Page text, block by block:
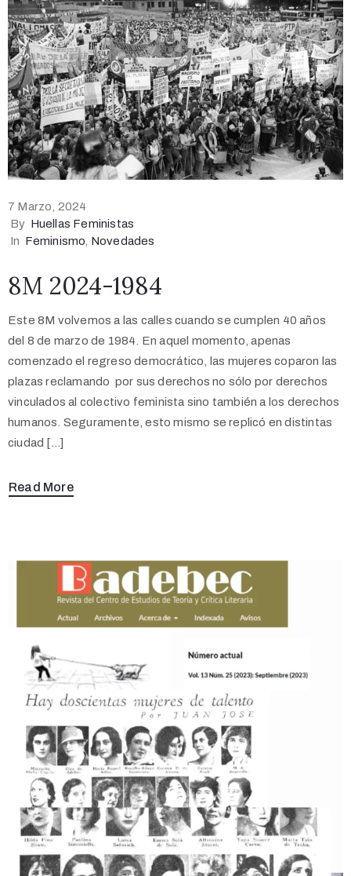
7 Marzo, 2024
By Huellas Feministas
In Feminismo Novedades
8M 2024-1984
Este 8M volvemos a las calles cuando se cumplen 40 años
del 8 de marzo de 1984. En aquel momento, apenas
comenzado el regreso democrático, las mujeres coparon las
plazas reclamando por sus derechos no sólo por derechos
vinculados al colectivo feminista sino también a los derechos
humanos. Seguramente, esto mismo se replicó en distintas
ciudad […]
Read More